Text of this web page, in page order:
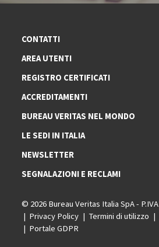
CONTATTI
AREA UTENTI
REGISTRO CERTIFICATI
ACCREDITAMENTI
BUREAU VERITAS NEL MONDO
LE SEDI IN ITALIA
NEWSLETTER
SEGNALAZIONI E RECLAMI
© 2026 Bureau Veritas Italia SpA -
Privacy Policy
Termini di utilizzo
Portale GDPR